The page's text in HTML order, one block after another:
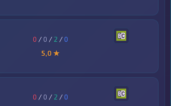
0 / 0 / 2 /0
5,0 ★
0 / 0 / 2 /0